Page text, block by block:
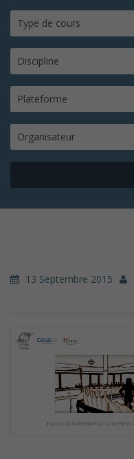
Type de cours
Discipline
Plateforme
Organisateur
13 Septembre 2015